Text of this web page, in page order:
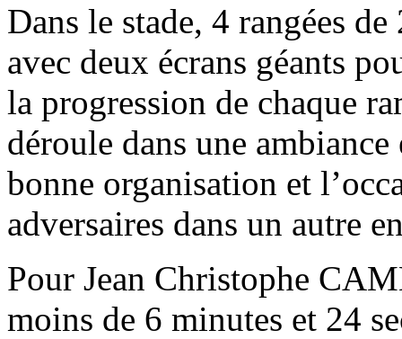
Dans le stade, 4 rangées
avec deux écrans géants
la progression de chaque
déroule dans une
bonne organisation et
adversaires dans un autre
Pour Jean Christophe
moins de 6 minutes et 24